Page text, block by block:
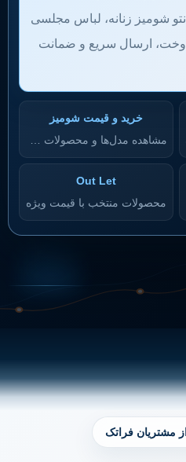
شومیز زنانه، لباس مجلسی
دوخت، ارسال سریع و ضمانت
خرید و قیمت شومیز
Out Let
محصولات منتخب با قیمت ویژه
مشتریان فراتک